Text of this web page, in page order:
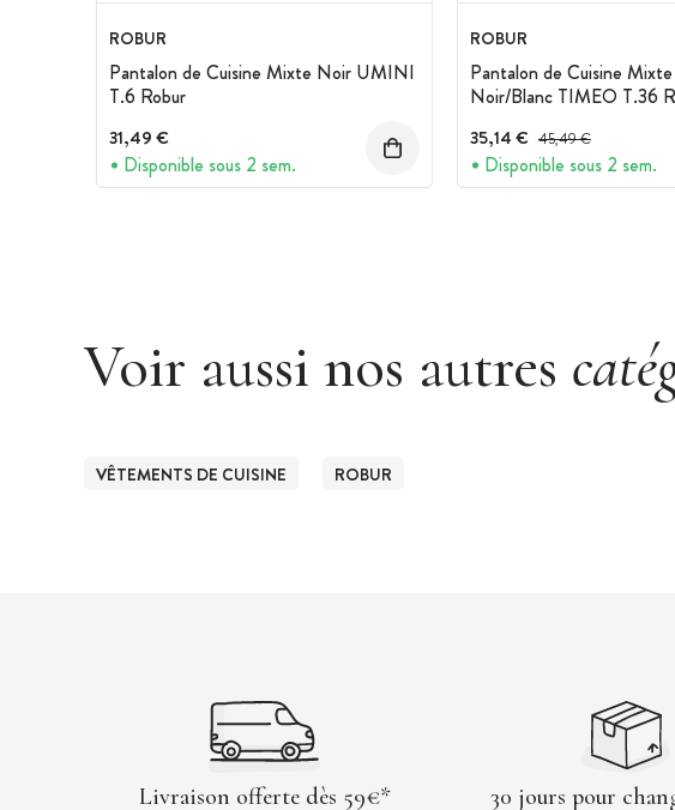
ROBUR
Pantalon de Cuisine Mixte Noir UMINI
T.6 Robur
31,49 €
Disponible sous 2 sem.
ROBUR
Pantalon de Cuisine
Noir/Blanc TIMEO T.36
35,14 € Prix avant réduction :
45,49 €
Disponible sous 2 sem.
Voir aussi nos autres
VÊTEMENTS DE CUISINE ROBUR
Livraison offerte dès 59€* 30 jours pour